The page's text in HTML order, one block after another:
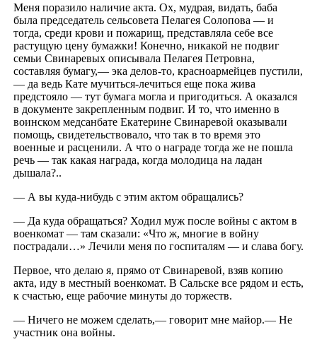
Меня поразило наличие акта. Ох, мудрая, видать, баба
была председатель сельсовета Пелагея Солопова — и
тогда, среди крови и пожарищ, представляла себе все
растущую цену бумажки! Конечно, никакой не подвиг
семьи Свинаревых описывала Пелагея Петровна,
составляя бумагу,— эка делов-то, красноармейцев пустили,
— да ведь Кате мучиться-лечиться еще пока жива
предстояло — тут бумага могла и пригодиться. А оказался
в документе закрепленным подвиг. И то, что именно в
воинском медсанбате Екатерине Свинаревой оказывали
помощь, свидетельствовало, что так в то время это
военные и расценили. А что о награде тогда же не пошла
речь — так какая награда, когда молодица на ладан
дышала?..
— А вы куда-нибудь с этим актом обращались?
— Да куда обращаться? Ходил муж после войны с актом в
военкомат — там сказали: «Что ж, многие в войну
пострадали…» Лечили меня по госпиталям — и слава богу.
Первое, что делаю я, прямо от Свинаревой, взяв копию
акта, иду в местный военкомат. В Сальске все рядом и есть,
к счастью, еще рабочие минуты до торжеств.
— Ничего не можем сделать,— говорит мне майор.— Не
участник она войны.